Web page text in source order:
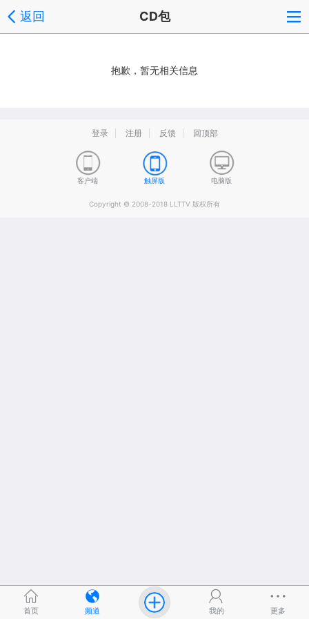
返回 CD包
抱歉，暂无相关信息
登录 注册 反馈 回顶部
客户端 触屏版 电脑版
Copyright © 2008-2018 LLTTV 版权所有
首页 频道 我的 更多